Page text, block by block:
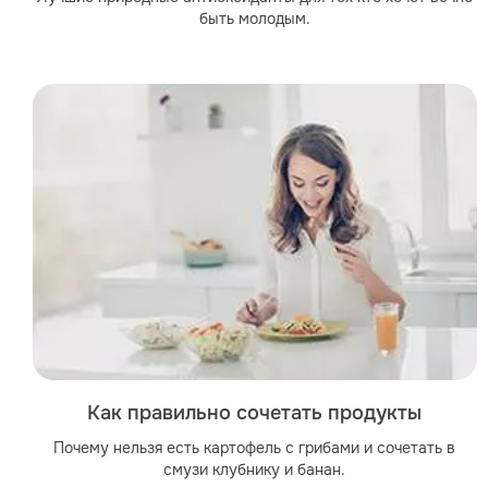
быть молодым.
Как правильно сочетать продукты
Почему нельзя есть картофель с грибами и сочетать в
смузи клубнику и банан.